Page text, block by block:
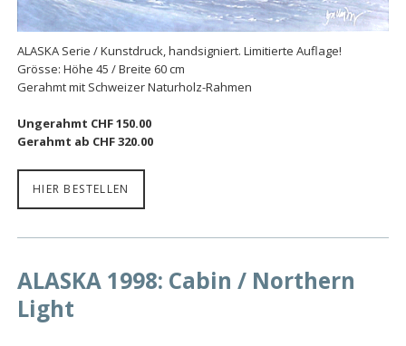
ALASKA Serie / Kunstdruck, handsigniert. Limitierte Auflage!
Grösse: Höhe 45 / Breite 60 cm
Gerahmt mit Schweizer Naturholz-Rahmen
Ungerahmt CHF 150.00
Gerahmt ab CHF 320.00
HIER BESTELLEN
ALASKA 1998: Cabin / Northern
Light